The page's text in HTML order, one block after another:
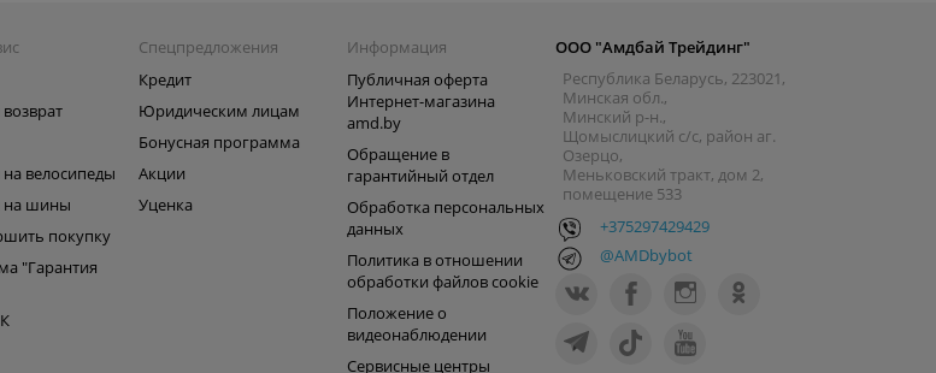
на велосипеды
на шины
покупку
"Гарантия
Спецпредложения
Кредит
Юридическим лицам
Бонусная программа
Акции
Уценка
Информация
Публичная оферта
Интернет-магазина
amd.by
Обращение в
гарантийный отдел
Обработка персональных
данных
Политика в отношении
обработки файлов cookie
Положение о
видеонаблюдении
Сервисные центры
ООО "Амдбай Трейдинг"
Республика Беларусь, 223021,
Минская обл.,
Минский р-н.,
Щомыслицкий с/с, район аг.
Озерцо,
Меньковский тракт, дом 2,
помещение 533
+375297429429
@AMDbybot